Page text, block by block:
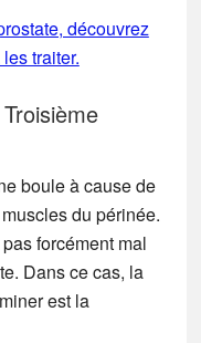
découvrez
traiter.
boule à cause de
du périnée.
forcément mal
Dans ce cas, la
est la